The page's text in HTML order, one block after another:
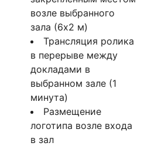
возле выбранного
зала (6х2 м)
Трансляция ролика
в перерыве между
докладами в
выбранном зале (1
минута)
Размещение
логотипа возле входа
в зал